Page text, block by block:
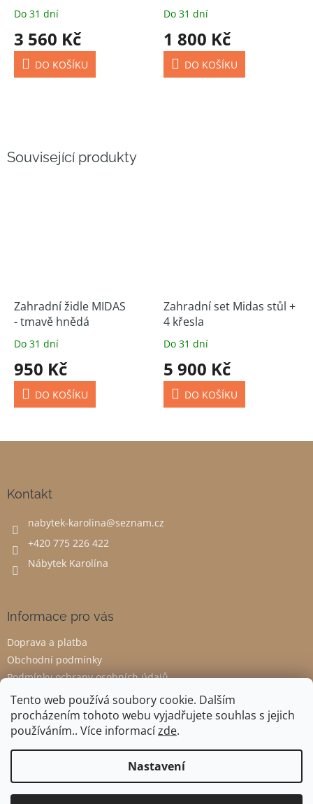
Tento web používá soubory cookie. Dalším
procházením tohoto webu vyjadřujete souhlas s jejich
používáním.. Více informacízde.
Nastavení
Související produkty
Zahradní židle MIDAS
- tmavě hnědá
Do 31 dní
950 Kč
DO KOŠÍKU
Zahradní set Midas stůl +
4 křesla
Do 31 dní
5 900 Kč
DO KOŠÍKU
Do 31 dní
3 560 Kč
DO KOŠÍKU
Do 31 dní
1 800 Kč
DO KOŠÍKU
Kontakt
nabytek-karolina@seznam.cz
+420 775 226 422
Nábytek Karolína
Informace pro vás
Doprava a platba
Obchodní podmínky
Podmínky ochrany osobních údajů
Odstoupení od smlouvy
Copyright 2026Nábytek Karolína. Všechna práva vyhrazena.